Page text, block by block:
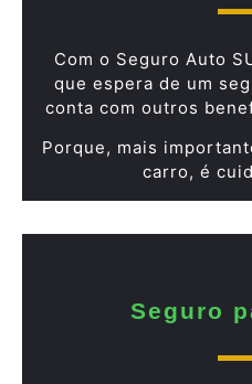
Com o Seguro Auto
que espera de um
conta com outros
Porque, mais
carro, é
Seguro